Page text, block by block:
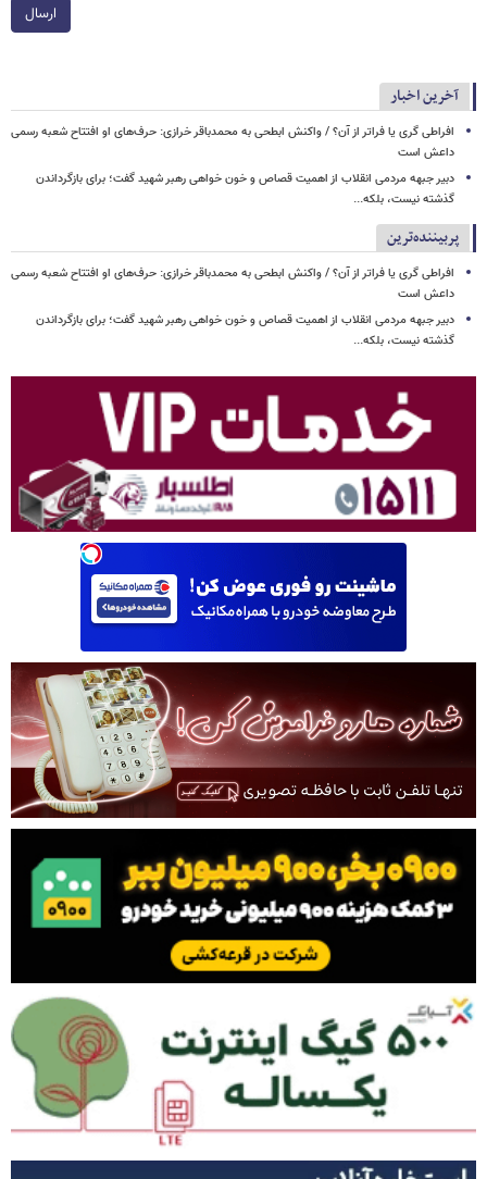
ارسال
آخرین اخبار
افراطی گری یا فراتر از آن؟ / واکنش ابطحی به محمدباقر خرازی: حرف‌های او افتتاح شعبه رسمی
داعش است
دبیر جبهه مردمی انقلاب از اهمیت قصاص و خون خواهی رهبر شهید گفت؛ برای بازگرداندن
گذشته نیست، بلکه...
پربیننده‌ترین
افراطی گری یا فراتر از آن؟ / واکنش ابطحی به محمدباقر خرازی: حرف‌های او افتتاح شعبه رسمی
داعش است
دبیر جبهه مردمی انقلاب از اهمیت قصاص و خون خواهی رهبر شهید گفت؛ برای بازگرداندن
گذشته نیست، بلکه...